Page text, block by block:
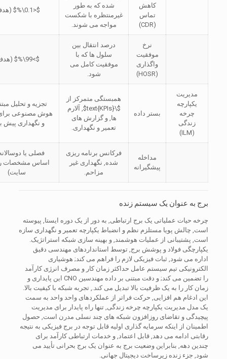
کاهش
تماس
(CDR)
شده که به طور
غیرمنتظره با شکست
مواجه می شوند.
$<0.1\%$
نرخ
موفقیت
واگذاری
(HOSR)
درصد انتقال بین
سلول ها که با
موفقیت کامل می
شود.
$>99\%$
مدیریت
یکپارچه
چرخه
زندگی
(ILM)
بستر داده
همبستگی متمرکز از
$\text{KPIs}$
, آلارم
ها, و گزارش های
تعمیر و نگهداری.
تجزیه و تحلیل
هوش مصنوعی
و نگهداری پیش
مداخله
پیشگیرانه
فرکانس برنامه ریزی
شده, نگهداری غیر
مزاحم.
فصلی یا
اساس مشخصات
سایت)
برج به عنوان یک سیستم زنده
چرخه حیات عملیاتی یک برج ارتباطی, به دور از یک دوره ایستا, پیوسته
است, چالش پویا مستلزم نظم و انضباط یکپارچه تعمیر و نگهداری سازه
است, پشتیبانی از عملیات هوشمند, و بهینه سازی شبکه استراتژیک.
یکپارچگی فولاد و پوشش برج, توسط استانداردهای مهندسی دقیق
اداره می شود, ثبات فیزیکی لازم را فراهم می کند; هوشیاری
الکترونیکی تیم سیستم عامل حداکثر زمان کار و مصرف انرژی کارآمد
را تضمین می کند; و دقت مبتنی بر داده مهندسین CNO این پایداری و
زمان کار را به یک ظرفیت بالا تبدیل می کند., تجربه شبکه با کیفیت بالا.
این ادغام هم افزایی, حرکت فراتر از عملکردهای واحد واحد به سمت
یک مدل مدیریت یکپارچه چرخه زندگی, تنها راه پایدار برای مدیریت
پیچیدگی و تقاضای روزافزون شبکه های چند نسلی مدرن است, حصول
اطمینان از اینکه سرمایه گذاری اولیه قابل توجه در برج فیزیکی به نتیجه
رقابتی ادامه می دهد, قابل اعتماد, و خدمات ارتباطی کارآمد برای
چندین دهه, بنابراین وضعیت برج به عنوان یک برج بحرانی تأیید می
شود, جزء زنده زیرساخت دیجیتال جهانی.